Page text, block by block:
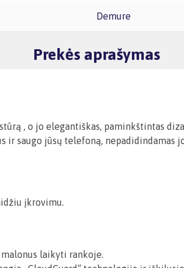
Demure
Prekės aprašymas
, o jo elegantiškas, paminkštintas
ir saugo jūsų telefoną, nepadidindamas
įkrovimu.
laikyti rankoje.